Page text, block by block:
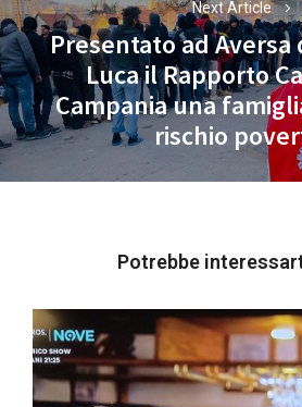
Next Article
Next
post:
Presentato ad Aversa
Luca il Rapporto
Campania una
rischio
Potrebbe